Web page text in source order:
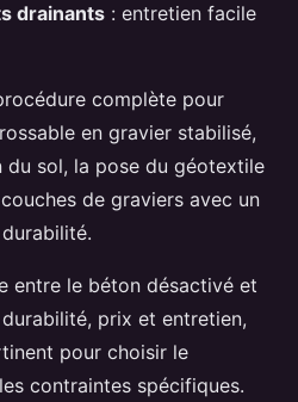
drainants : entretien facile
complète pour
en gravier stabilisé,
sol, la pose du géotextile
de graviers avec un
entre le béton désactivé et
prix et entretien,
pour choisir le
contraintes spécifiques.